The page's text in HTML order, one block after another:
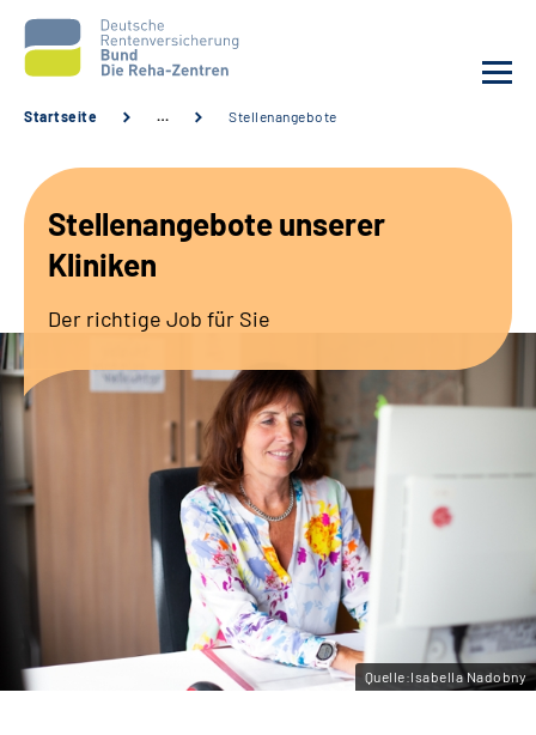
Unsere Kliniken
Sozialdienste & Zuweisende
Erweiterte Suche
Gebärdensprache
Leichte Sprache
Startseite … Stellenangebote
Stellenangebote unserer
Kliniken
Der richtige Job für Sie
Quelle:Isabella Nadobny